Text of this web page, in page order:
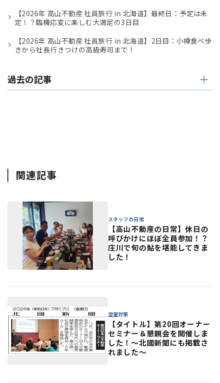
【2026年 高山不動産 社員旅行 in 北海道】最終日：予定は未
定！？臨機応変に楽しむ大満足の3日目
【2026年 高山不動産 社員旅行 in 北海道】2日目：小樽食べ歩
きから社長行きつけの高級寿司まで！
過去の記事
関連記事
スタッフの日常
【高山不動産の日常】休日の
呼びかけにほぼ全員参加！？
庄川で旬の鮎を堪能してきま
した！
空室対策
【タイトル】第20回オーナー
セミナー＆懇親会を開催しま
した！〜北國新聞にも掲載さ
れました〜